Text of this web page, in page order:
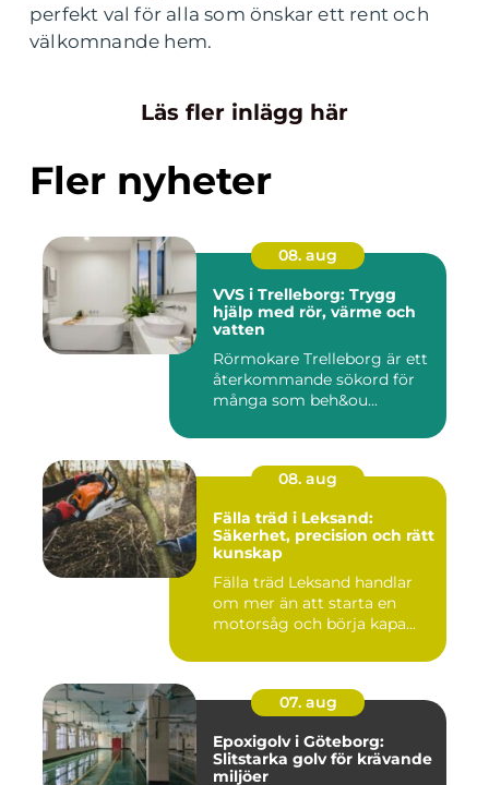
perfekt val för alla som önskar ett rent och
välkomnande hem.
Läs fler inlägg här
Fler nyheter
08. aug
VVS i Trelleborg: Trygg
hjälp med rör, värme och
vatten
Rörmokare Trelleborg är ett
återkommande sökord för
många som beh&ou...
08. aug
Fälla träd i Leksand:
Säkerhet, precision och rätt
kunskap
Fälla träd Leksand handlar
om mer än att starta en
motorsåg och börja kapa...
07. aug
Epoxigolv i Göteborg:
Slitstarka golv för krävande
miljöer